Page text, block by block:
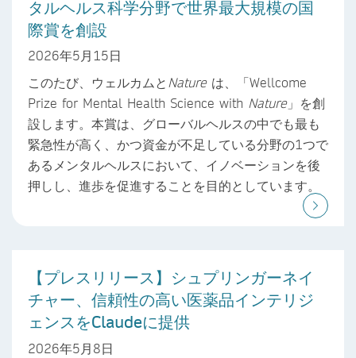
タルヘルス科学分野で世界最大規模の国
際賞を創設
2026年5月15日
このたび、ウェルカムとNature は、「Wellcome
Prize for Mental Health Science with Nature」を創
設します。本賞は、グローバルヘルスの中でも最も
緊急性が高く、かつ資金が不足している分野の1つで
あるメンタルヘルスにおいて、イノベーションを後
押しし、進歩を促進することを目的としています。
【プレスリリース】シュプリンガーネイ
チャー、信頼性の高い医薬品インテリジ
ェンスをClaudeに提供
2026年5月8日